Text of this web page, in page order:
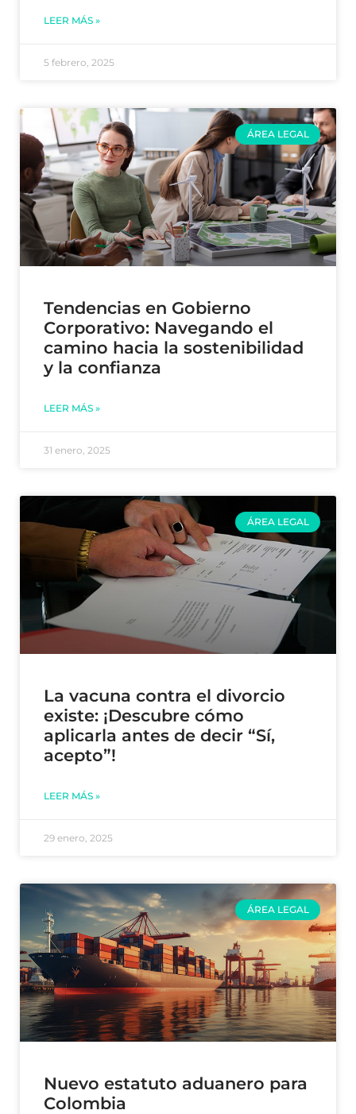
LEER MÁS »
5 febrero, 2025
ÁREA LEGAL
Tendencias en Gobierno
Corporativo: Navegando el
camino hacia la sostenibilidad
y la confianza
LEER MÁS »
31 enero, 2025
ÁREA LEGAL
La vacuna contra el divorcio
existe: ¡Descubre cómo
aplicarla antes de decir “Sí,
acepto”!
LEER MÁS »
29 enero, 2025
ÁREA LEGAL
Nuevo estatuto aduanero para
Colombia